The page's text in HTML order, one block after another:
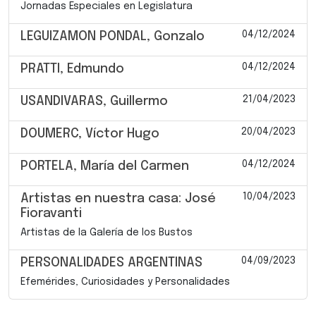
Jornadas Especiales en Legislatura
LEGUIZAMON PONDAL, Gonzalo 04/12/2024
PRATTI, Edmundo 04/12/2024
USANDIVARAS, Guillermo 21/04/2023
DOUMERC, Víctor Hugo 20/04/2023
PORTELA, María del Carmen 04/12/2024
Artistas en nuestra casa: José
Fioravanti
10/04/2023
Artistas de la Galería de los Bustos
PERSONALIDADES ARGENTINAS 04/09/2023
Efemérides, Curiosidades y Personalidades